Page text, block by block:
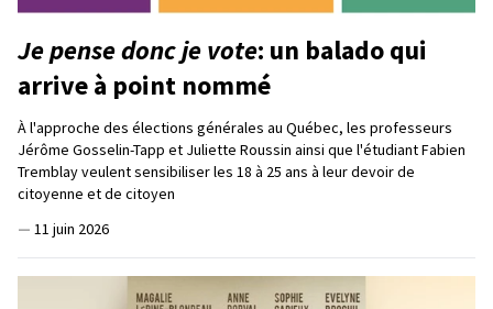
Je pense donc je vote: un balado qui
arrive à point nommé
À l'approche des élections générales au Québec, les professeurs
Jérôme Gosselin-Tapp et Juliette Roussin ainsi que l'étudiant Fabien
Tremblay veulent sensibiliser les 18 à 25 ans à leur devoir de
citoyenne et de citoyen
— 11 juin 2026